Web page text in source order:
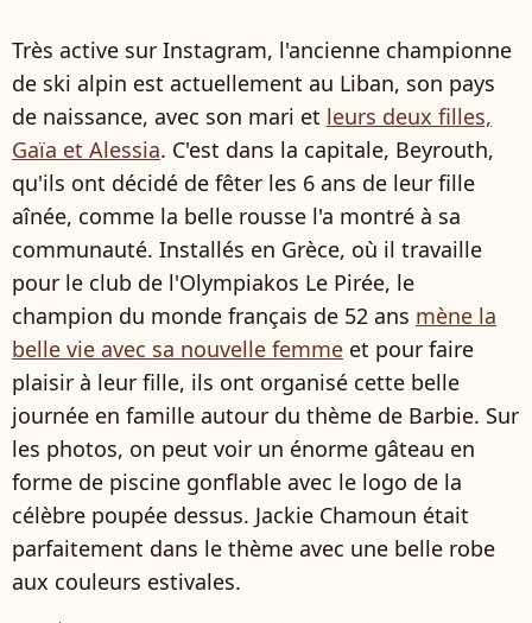
Très active sur Instagram, l'ancienne championne
de ski alpin est actuellement au Liban, son pays
de naissance, avec son mari et leurs deux filles,
Gaïa et Alessia. C'est dans la capitale, Beyrouth,
qu'ils ont décidé de fêter les 6 ans de leur fille
aînée, comme la belle rousse l'a montré à sa
communauté. Installés en Grèce, où il travaille
pour le club de l'Olympiakos Le Pirée, le
champion du monde français de 52 ans mène la
belle vie avec sa nouvelle femme et pour faire
plaisir à leur fille, ils ont organisé cette belle
journée en famille autour du thème de Barbie. Sur
les photos, on peut voir un énorme gâteau en
forme de piscine gonflable avec le logo de la
célèbre poupée dessus. Jackie Chamoun était
parfaitement dans le thème avec une belle robe
aux couleurs estivales.